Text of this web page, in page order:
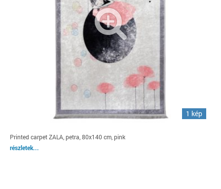
1 kép
Printed carpet ZALA, petra, 80x140 cm, pink
részletek...